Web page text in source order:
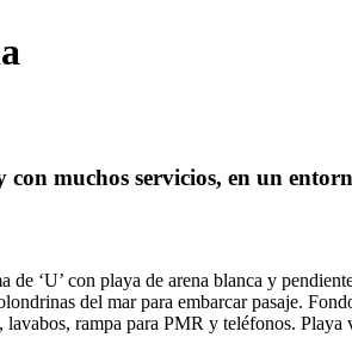
muchos servicios, en un
de ‘U’ con playa de arena blanca y
del mar para embarcar pasaje.
lavabos, rampa para PMR y teléfonos.